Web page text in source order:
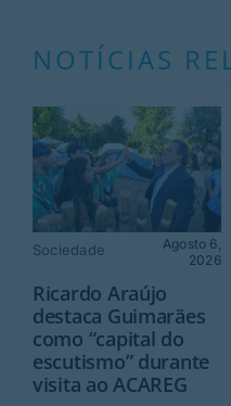
NOTÍCIAS
Sociedade
Agosto 6,
2026
Ricardo Araújo
destaca Guimarães
como “capital do
escutismo” durante
visita ao ACAREG